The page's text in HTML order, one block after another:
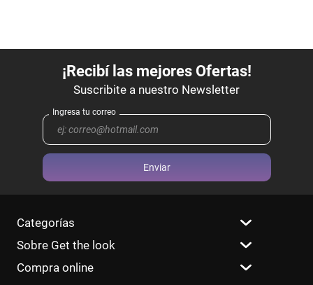
Enviar
Categorías
Sobre Get the look
Compra online